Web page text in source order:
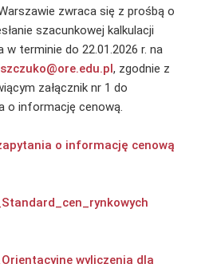
zwraca się z prośbą o
szacunkowej kalkulacji
terminie do 22.01.2026 r. na
, zgodnie z
załącznik nr 1 do
o informację cenową.
o informację cenową
wyliczenia dla